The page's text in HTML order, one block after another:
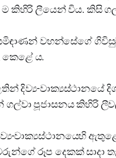
ම කිහිරි ලීයෙන් විය.
වහන්සේගේ
ය.
දිව්‍ය-වාක්‍යස්ථානයේ
ගල්වා පූජාසනය කිහිරි
වාක්‍යස්ථානයෙහි
රූප දෙකක් සාදා